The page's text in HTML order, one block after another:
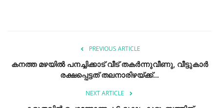
PREVIOUS ARTICLE
കനത്ത മഴയിൽ പനച്ചിക്കാട് വീട് തകർന്നുവീണു, വീട്ടുകാർ
രക്ഷപ്പെട്ടത് തലനാരിഴയ്ക്ക്...
NEXT ARTICLE